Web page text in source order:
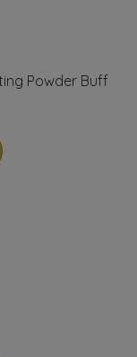
Powder Buff